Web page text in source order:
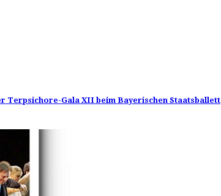
Terpsichore-Gala XII beim Bayerischen Staatsballett